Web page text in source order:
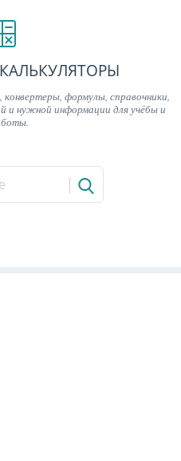
формулы, справочники,
и нужной информации для учёбы и